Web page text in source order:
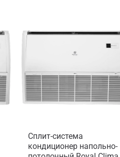
Сплит-система
кондиционер напольно-